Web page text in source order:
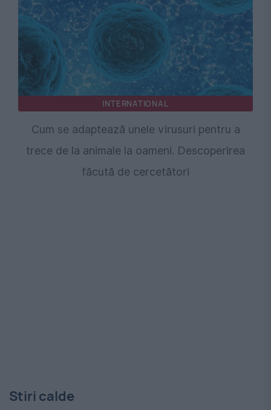
INTERNATIONAL
Cum se adaptează unele virusuri pentru a
trece de la animale la oameni. Descoperirea
făcută de cercetători
Stiri calde